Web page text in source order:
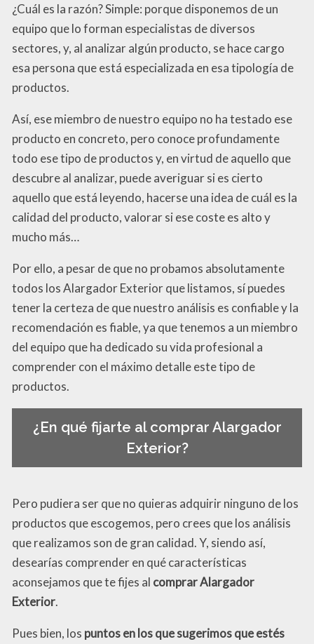
¿Cuál es la razón? Simple: porque disponemos de un
equipo que lo forman especialistas de diversos
sectores, y, al analizar algún producto, se hace cargo
esa persona que está especializada en esa tipología de
productos.
Así, ese miembro de nuestro equipo no ha testado ese
producto en concreto, pero conoce profundamente
todo ese tipo de productos y, en virtud de aquello que
descubre al analizar, puede averiguar si es cierto
aquello que está leyendo, hacerse una idea de cuál es la
calidad del producto, valorar si ese coste es alto y
mucho más…
Por ello, a pesar de que no probamos absolutamente
todos los Alargador Exterior que listamos, sí puedes
tener la certeza de que nuestro análisis es confiable y la
recomendación es fiable, ya que tenemos a un miembro
del equipo que ha dedicado su vida profesional a
comprender con el máximo detalle este tipo de
productos.
¿En qué fijarte al comprar Alargador
Exterior?
Pero pudiera ser que no quieras adquirir ninguno de los
productos que escogemos, pero crees que los análisis
que realizamos son de gran calidad. Y, siendo así,
desearías comprender en qué características
aconsejamos que te fijes al comprar Alargador
Exterior.
Pues bien, los puntos en los que sugerimos que estés